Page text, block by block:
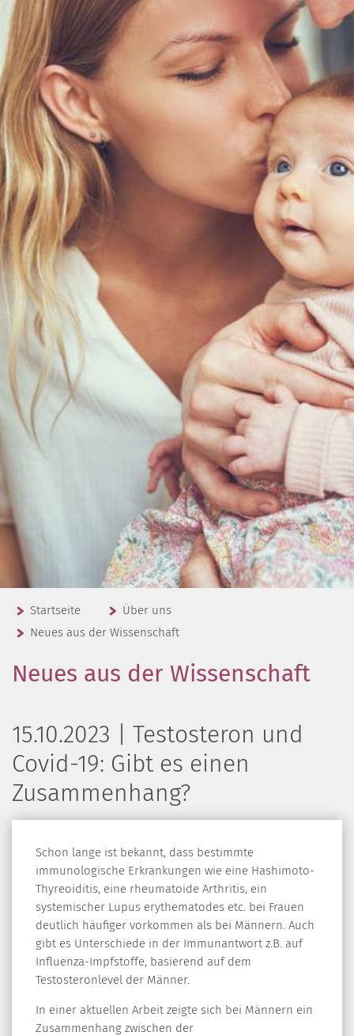
Startseite
Über uns
Neues aus der Wissenschaft
Neues aus der Wissenschaft
15.10.2023 | Testosteron und
Covid-19: Gibt es einen
Zusammenhang?
Schon lange ist bekannt, dass bestimmte
immunologische Erkrankungen wie eine Hashimoto-
Thyreoiditis, eine rheumatoide Arthritis, ein
systemischer Lupus erythematodes etc. bei Frauen
deutlich häufiger vorkommen als bei Männern. Auch
gibt es Unterschiede in der Immunantwort z.B. auf
Influenza-Impfstoffe, basierend auf dem
Testosteronlevel der Männer.
In einer aktuellen Arbeit zeigte sich bei Männern ein
Zusammenhang zwischen der